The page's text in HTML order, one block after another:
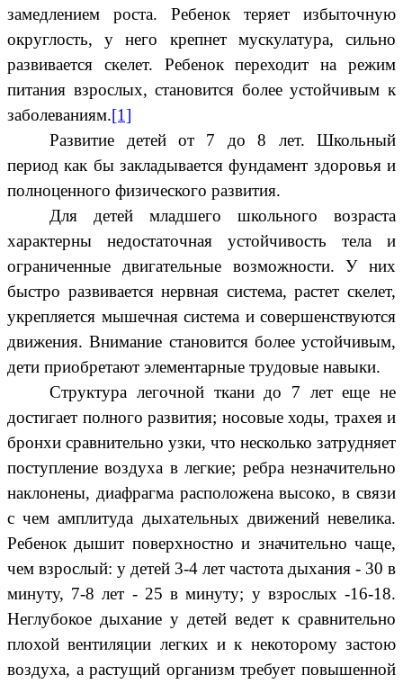
замедлением роста. Ребенок теряет избыточную
округлость, у него крепнет мускулатура, сильно
развивается скелет. Ребенок переходит на режим
питания взрослых, становится более устойчивым к
заболеваниям.[1]
Развитие детей от 7 до 8 лет. Школьный
период как бы закладывается фундамент здоровья и
полноценного физического развития.
Для детей младшего школьного возраста
характерны недостаточная устойчивость тела и
ограниченные двигательные возможности. У них
быстро развивается нервная система, растет скелет,
укрепляется мышечная система и совершенствуются
движения. Внимание становится более устойчивым,
дети приобретают элементарные трудовые навыки.
Структура легочной ткани до 7 лет еще не
достигает полного развития; носовые ходы, трахея и
бронхи сравнительно узки, что несколько затрудняет
поступление воздуха в легкие; ребра незначительно
наклонены, диафрагма расположена высоко, в связи
с чем амплитуда дыхательных движений невелика.
Ребенок дышит поверхностно и значительно чаще,
чем взрослый: у детей 3-4 лет частота дыхания - 30 в
минуту, 7-8 лет - 25 в минуту; у взрослых -16-18.
Неглубокое дыхание у детей ведет к сравнительно
плохой вентиляции легких и к некоторому застою
воздуха, а растущий организм требует повышенной